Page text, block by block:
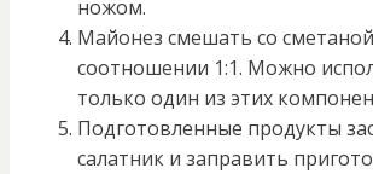
ножом.
Майонез смешать со
соотношении 1:1. Можно
только один из этих
Подготовленные продукты
салатник и заправить